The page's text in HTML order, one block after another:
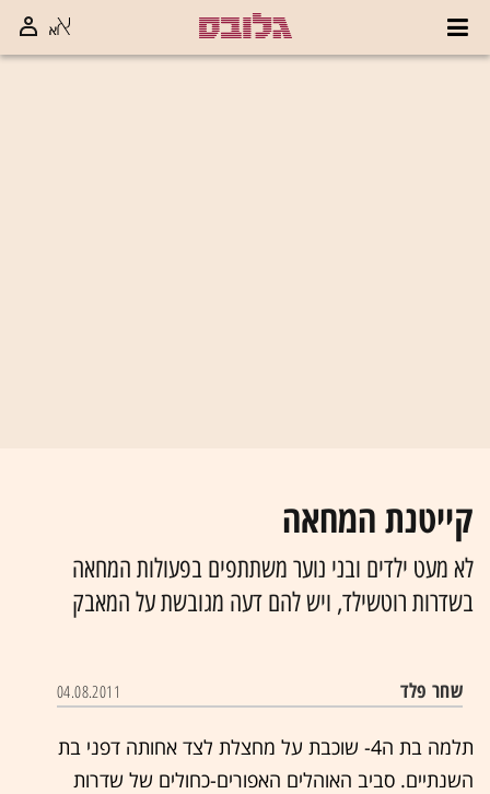
קייטנת המחאה
לא מעט ילדים ובני נוער משתתפים בפעולות המחאה
בשדרות רוטשילד, ויש להם דעה מגובשת על המאבק
שחר פלד 04.08.2011
תלמה בת ה4- שוכבת על מחצלת לצד אחותה דפני בת
השנתיים. סביב האוהלים האפורים-כחולים של שדרות